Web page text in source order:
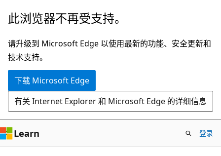
跳
主
要
内
此浏览器不再受支持。
请升级到 Microsoft Edge 以使用最新的功能、安全更新和
技术支持。
下载 Microsoft Edge
有关 Internet Explorer 和 Microsoft Edge 的详细信息
Learn 登录